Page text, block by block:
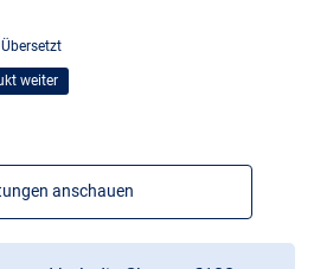
weiter
anschauen